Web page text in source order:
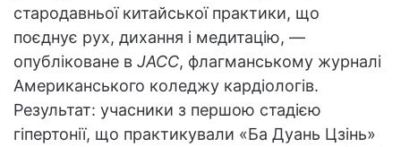
стародавньої китайської практики, що
поєднує рух, дихання і медитацію, —
опубліковане в JACC, флагманському журналі
Американського коледжу кардіологів.
Результат: учасники з першою стадією
гіпертонії, що практикували «Ба Дуань Цзінь»